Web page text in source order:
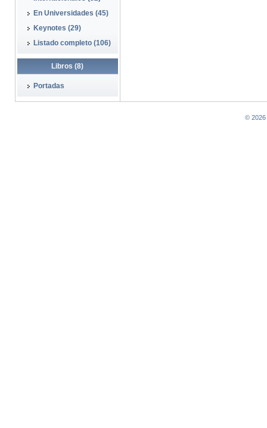
En Universidades (45)
Keynotes (29)
Listado completo (106)
Libros (8)
Portadas
© 2026